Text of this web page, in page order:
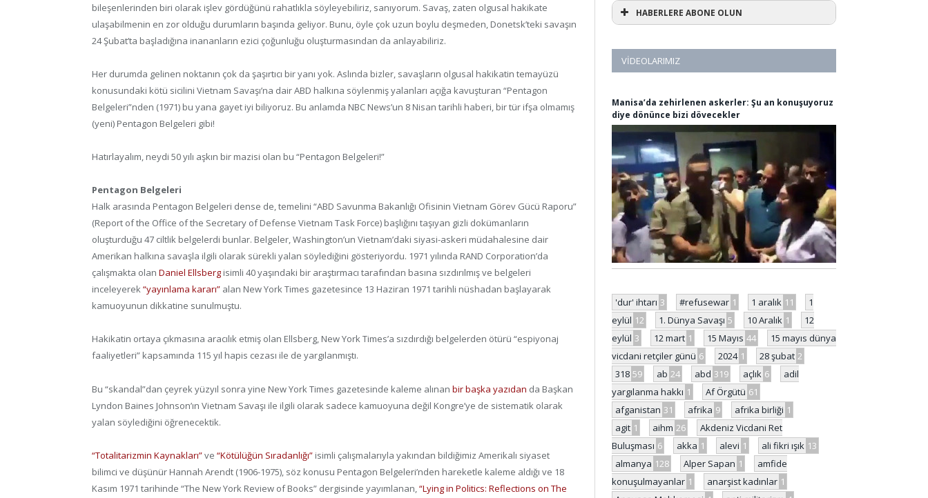
bileşenlerinden biri olarak işlev gördüğünü rahatlıkla söyleyebiliriz, sanıyorum. Savaş, zaten olgusal hakikate
ulaşabilmenin en zor olduğu durumların başında geliyor. Bunu, öyle çok uzun boylu deşmeden, Donetsk’teki savaşın
24 Şubat’ta başladığına inananların ezici çoğunluğu oluşturmasından da anlayabiliriz.
Her durumda gelinen noktanın çok da şaşırtıcı bir yanı yok. Aslında bizler, savaşların olgusal hakikatin temayüzü
konusundaki kötü sicilini Vietnam Savaşı’na dair ABD halkına söylenmiş yalanları açığa kavuşturan “Pentagon
Belgeleri”nden (1971) bu yana gayet iyi biliyoruz. Bu anlamda NBC News’un 8 Nisan tarihli haberi, bir tür ifşa olmamış
(yeni) Pentagon Belgeleri gibi!
Hatırlayalım, neydi 50 yılı aşkın bir mazisi olan bu “Pentagon Belgeleri!”
Pentagon Belgeleri
Halk arasında Pentagon Belgeleri dense de, temelini “ABD Savunma Bakanlığı Ofisinin Vietnam Görev Gücü Raporu”
(Report of the Office of the Secretary of Defense Vietnam Task Force) başlığını taşıyan gizli dokümanların
oluşturduğu 47 ciltlik belgelerdi bunlar. Belgeler, Washington’un Vietnam’daki siyasi-askeri müdahalesine dair
Amerikan halkına savaşla ilgili olarak sürekli yalan söylediğini gösteriyordu. 1971 yılında RAND Corporation’da
çalışmakta olan Daniel Ellsberg isimli 40 yaşındaki bir araştırmacı tarafından basına sızdırılmış ve belgeleri
inceleyerek“yayınlama kararı” alan New York Times gazetesince 13 Haziran 1971 tarihli nüshadan başlayarak
kamuoyunun dikkatine sunulmuştu.
Hakikatin ortaya çıkmasına aracılık etmiş olan Ellsberg, New York Times’a sızdırdığı belgelerden ötürü “espiyonaj
faaliyetleri” kapsamında 115 yıl hapis cezası ile de yargılanmıştı.
Bu “skandal”dan çeyrek yüzyıl sonra yine New York Times gazetesinde kaleme alınan bir başka yazıdan da Başkan
Lyndon Baines Johnson’ın Vietnam Savaşı ile ilgili olarak sadece kamuoyuna değil Kongre’ye de sistematik olarak
yalan söylediğini öğrenecektik.
“Totalitarizmin Kaynakları”ve “Kötülüğün Sıradanlığı” isimli çalışmalarıyla yakından bildiğimiz Amerikalı siyaset
bilimci ve düşünür Hannah Arendt (1906-1975), söz konusu Pentagon Belgeleri’nden hareketle kaleme aldığı ve 18
Kasım 1971 tarihinde “The New York Review of Books” dergisinde yayımlanan,“Lying in Politics: Reflections on The
HABERLERE ABONE OLUN
VIDEOLARIMIZ
Manisa’da zehirlenen askerler: Şu an konuşuyoruz
diye dönünce bizi dövecekler
'dur' ihtarı 3 #refusewar 1 1 aralık 11
1
eylül 12 1. Dünya Savaşı 5 10 Aralık 1
12
eylül 3 12 mart 1 15 Mayıs 44
15 mayıs dünya
vicdani retçiler günü 6 2024 1 28 şubat 2
318 59 ab 24 abd 319 açlık 6
adil
yargılanma hakkı 1 Af Örgütü 61
afganistan 31 afrika 9 afrika birliği 1
agit 1 aihm 26
Akdeniz Vicdani Ret
Buluşması 6 akka 1 alevi 1 ali fikri ışık 13
almanya 128 Alper Sapan 1
amfide
konuşulmayanlar 1 anarşist kadınlar 1